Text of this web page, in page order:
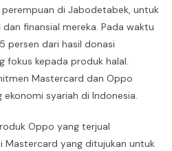
di Jabodetabek, untuk
finansial mereka. Pada waktu
persen dari hasil donasi
fokus kepada produk halal.
Mastercard dan Oppo
syariah di Indonesia.
Oppo yang terjual
Mastercard yang ditujukan untuk